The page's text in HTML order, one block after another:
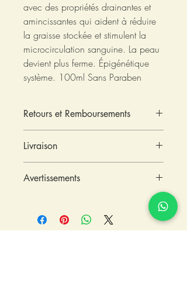
avec des propriétés drainantes et
amincissantes qui aident à réduire
la graisse stockée et stimulent la
microcirculation sanguine. La peau
devient plus ferme. Épigénétique
système. 100ml Sans Paraben
Retours et Remboursements
corporels sont exclus du droit de
rétractation.
Livraison
client.
Avertissements